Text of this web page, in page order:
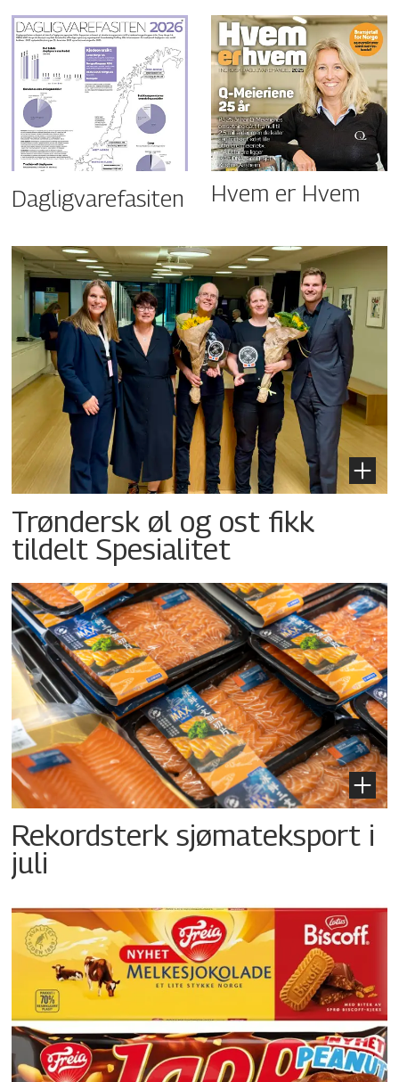
Dagligvarefasiten Hvem er Hvem
Trøndersk øl og ost fikk
tildelt Spesialitet
Rekordsterk sjømateksport i
juli